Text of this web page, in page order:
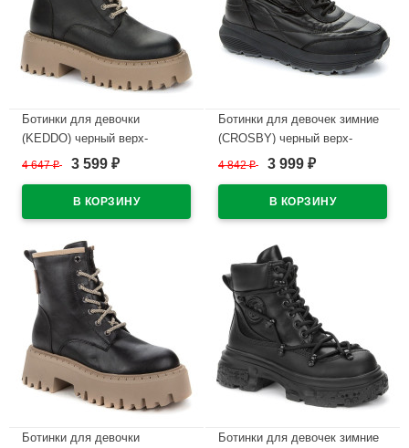
Ботинки для девочки
(KEDDO) черный верх-
искусственная кожа
шерсть артикул 538123/21-02
4 647₽ 3 599 ₽
Ботинки для девочек зимние
(CROSBY) черный верх-
искусственная кожа
шерсть артикул 438110/01-01
4 842₽ 3 999 ₽
Ботинки для девочки
Ботинки для девочек зимние